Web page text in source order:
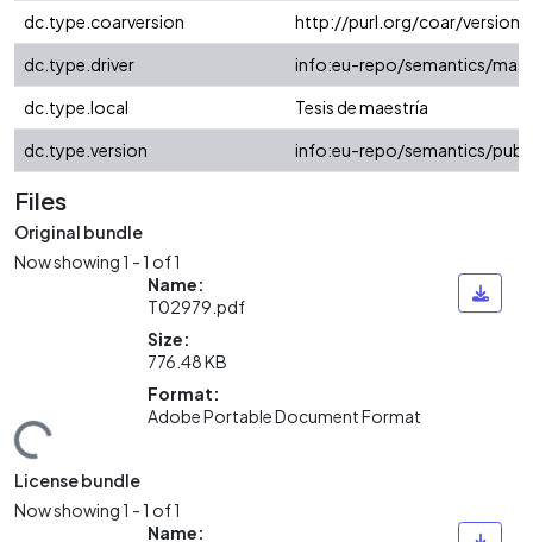
dc.type.coarversion
http://purl.org/coar/
dc.type.driver
info:eu-repo/semantics/
dc.type.local
Tesis de maestría
dc.type.version
info:eu-repo/semantics/
Files
Original bundle
Now showing1 - 1 of 1
Name:
T02979.pdf
Size:
776.48 KB
Format:
Adobe Portable Document Format
License bundle
Now showing1 - 1 of 1
Name: